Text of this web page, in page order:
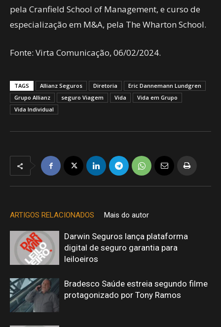
pela Cranfield School of Management, e curso de
especialização em M&A, pela The Wharton School.
Fonte: Virta Comunicação, 06/02/2024.
TAGS Allianz Seguros Diretoria
Eric Dannemann Lundgren
Grupo Allianz
seguro Viagem Vida
Vida em Grupo
Vida Individual
ARTIGOS RELACIONADOS Mais do autor
Darwin Seguros lança plataforma
digital de seguro garantia para
leiloeiros
Bradesco Saúde estreia segundo filme
protagonizado por Tony Ramos